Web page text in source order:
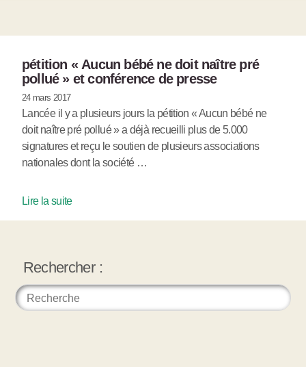
pétition « Aucun bébé ne doit naître pré
pollué » et conférence de presse
24 mars 2017
Lancée il y a plusieurs jours la pétition « Aucun bébé ne
doit naître pré pollué » a déjà recueilli plus de 5.000
signatures et reçu le soutien de plusieurs associations
nationales dont la société …
Lire la suite
Rechercher :